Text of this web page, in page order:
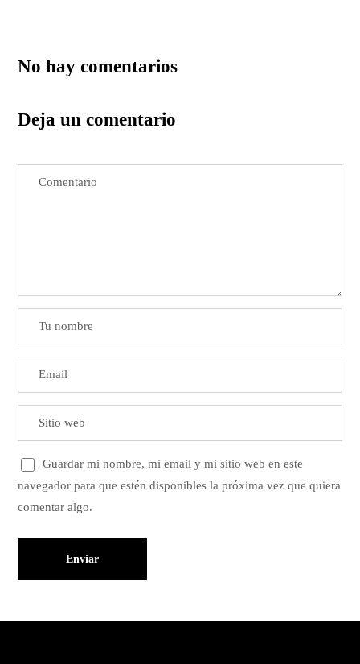
No hay comentarios
Deja un comentario
Guardar mi nombre, mi email y mi sitio web en este
navegador para que estén disponibles la próxima vez que quiera
comentar algo.